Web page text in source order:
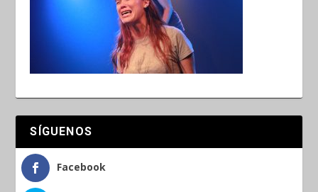
SÍGUENOS
Facebook